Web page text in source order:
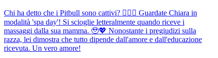
Chi ha detto che i Pitbull sono cattivi? 💆‍♀️✨ Guardate Chiara in
modalità 'spa day'! Si scioglie letteralmente quando riceve i
massaggi dalla sua mamma. 🥹💖 Nonostante i pregiudizi sulla
razza, lei dimostra che tutto dipende dall'amore e dall'educazione
ricevuta. Un vero amore!